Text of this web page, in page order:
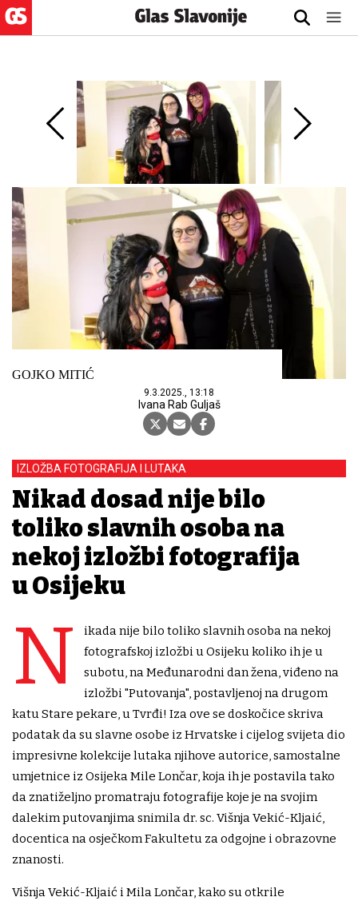
GOJKO MITIĆ
9.3.2025., 13:18
Ivana Rab Guljaš
IZLOŽBA FOTOGRAFIJA I LUTAKA
Nikad dosad nije bilo
toliko slavnih osoba na
nekoj izložbi fotografija
u Osijeku
N
ikada nije bilo toliko slavnih osoba na nekoj
fotografskoj izložbi u Osijeku koliko ih je u
subotu, na Međunarodni dan žena, viđeno na
izložbi "Putovanja", postavljenoj na drugom
katu Stare pekare, u Tvrđi! Iza ove se doskočice skriva
podatak da su slavne osobe iz Hrvatske i cijelog svijeta dio
impresivne kolekcije lutaka njihove autorice, samostalne
umjetnice iz Osijeka Mile Lončar, koja ih je postavila tako
da znatiželjno promatraju fotografije koje je na svojim
dalekim putovanjima snimila dr. sc. Višnja Vekić-Kljaić,
docentica na osječkom Fakultetu za odgojne i obrazovne
znanosti.
Višnja Vekić-Kljaić i Mila Lončar, kako su otkrile